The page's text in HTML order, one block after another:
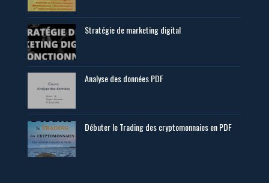
Stratégie de marketing digital
Analyse des données PDF
Débuter le Trading des cryptomonnaies en PDF